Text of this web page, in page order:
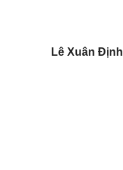
Lê Xuân Định